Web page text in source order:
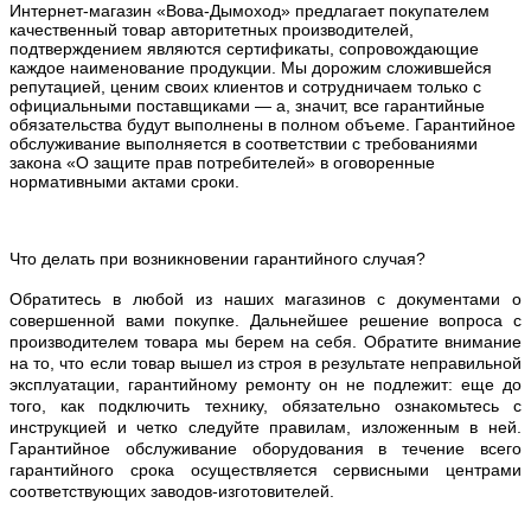
Интернет-магазин «Вова-Дымоход» предлагает покупателем
качественный товар авторитетных производителей,
подтверждением являются сертификаты, сопровождающие
каждое наименование продукции. Мы дорожим сложившейся
репутацией, ценим своих клиентов и сотрудничаем только с
официальными поставщиками — а, значит, все гарантийные
обязательства будут выполнены в полном объеме. Гарантийное
обслуживание выполняется в соответствии с требованиями
закона «О защите прав потребителей» в оговоренные
нормативными актами сроки.
Что делать при возникновении гарантийного случая?
Обратитесь в любой из наших магазинов с документами о
совершенной вами покупке. Дальнейшее решение вопроса с
производителем товара мы берем на себя. Обратите внимание
на то, что если товар вышел из строя в результате неправильной
эксплуатации, гарантийному ремонту он не подлежит: еще до
того, как подключить технику, обязательно ознакомьтесь с
инструкцией и четко следуйте правилам, изложенным в ней.
Гарантийное обслуживание оборудования в течение всего
гарантийного срока осуществляется сервисными центрами
соответствующих заводов-изготовителей.